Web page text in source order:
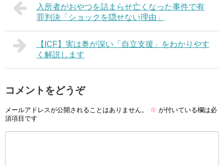
入所者がおやつを詰まらせ亡くなった事件で有
罪判決「ショックを隠せない理由」
【ICF】実は奥が深い「自立支援」をわかりやす
く解説します
コメントをどうぞ
メールアドレスが公開されることはありません。 ※ が付いている欄は必
須項目です